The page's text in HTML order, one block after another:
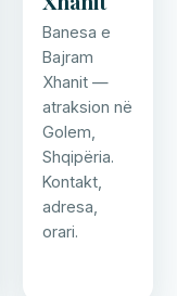
Banesa e
Bajram
Xhanit —
atraksion në
Golem,
Shqipëria.
Kontakt,
adresa,
orari.